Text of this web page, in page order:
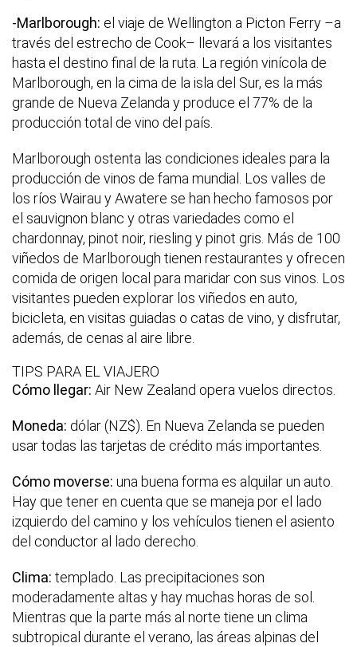
-Marlborough: el viaje de Wellington a Picton Ferry –a
través del estrecho de Cook– llevará a los visitantes
hasta el destino final de la ruta. La región vinícola de
Marlborough, en la cima de la isla del Sur, es la más
grande de Nueva Zelanda y produce el 77% de la
producción total de vino del país.
Marlborough ostenta las condiciones ideales para la
producción de vinos de fama mundial. Los valles de
los ríos Wairau y Awatere se han hecho famosos por
el sauvignon blanc y otras variedades como el
chardonnay, pinot noir, riesling y pinot gris. Más de 100
viñedos de Marlborough tienen restaurantes y ofrecen
comida de origen local para maridar con sus vinos. Los
visitantes pueden explorar los viñedos en auto,
bicicleta, en visitas guiadas o catas de vino, y disfrutar,
además, de cenas al aire libre.
TIPS PARA EL VIAJERO
Cómo llegar: Air New Zealand opera vuelos directos.
Moneda: dólar (NZ$). En Nueva Zelanda se pueden
usar todas las tarjetas de crédito más importantes.
Cómo moverse: una buena forma es alquilar un auto.
Hay que tener en cuenta que se maneja por el lado
izquierdo del camino y los vehículos tienen el asiento
del conductor al lado derecho.
Clima: templado. Las precipitaciones son
moderadamente altas y hay muchas horas de sol.
Mientras que la parte más al norte tiene un clima
subtropical durante el verano, las áreas alpinas del